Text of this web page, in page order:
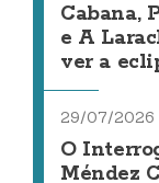
Cabana,
e A
ver a
29/07/2026
O
Méndez